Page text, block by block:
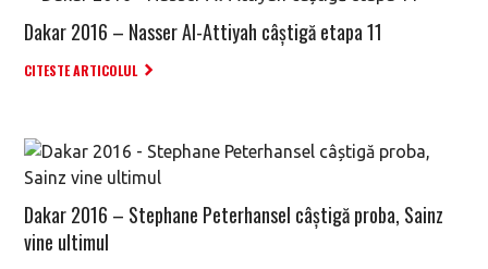
Dakar 2016 – Nasser Al-Attiyah câștigă etapa 11
CITESTE ARTICOLUL
Dakar 2016 – Stephane Peterhansel câștigă proba, Sainz
vine ultimul